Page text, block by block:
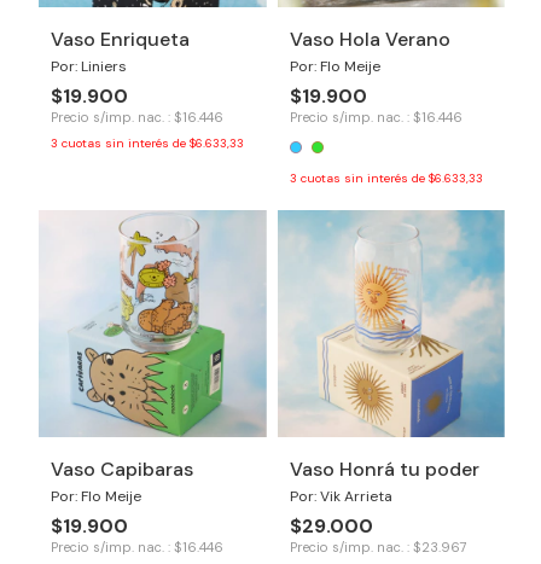
Vaso Enriqueta
Por: Liniers
$19.900
Precio s/imp. nac. : $16.446
3 cuotas sin interés de $6.633,33
Vaso Hola Verano
Por: Flo Meije
$19.900
Precio s/imp. nac. : $16.446
3 cuotas sin interés de $6.633,33
Vaso Capibaras
Por: Flo Meije
$19.900
Precio s/imp. nac. : $16.446
Vaso Honrá tu poder
Por: Vik Arrieta
$29.000
Precio s/imp. nac. : $23.967